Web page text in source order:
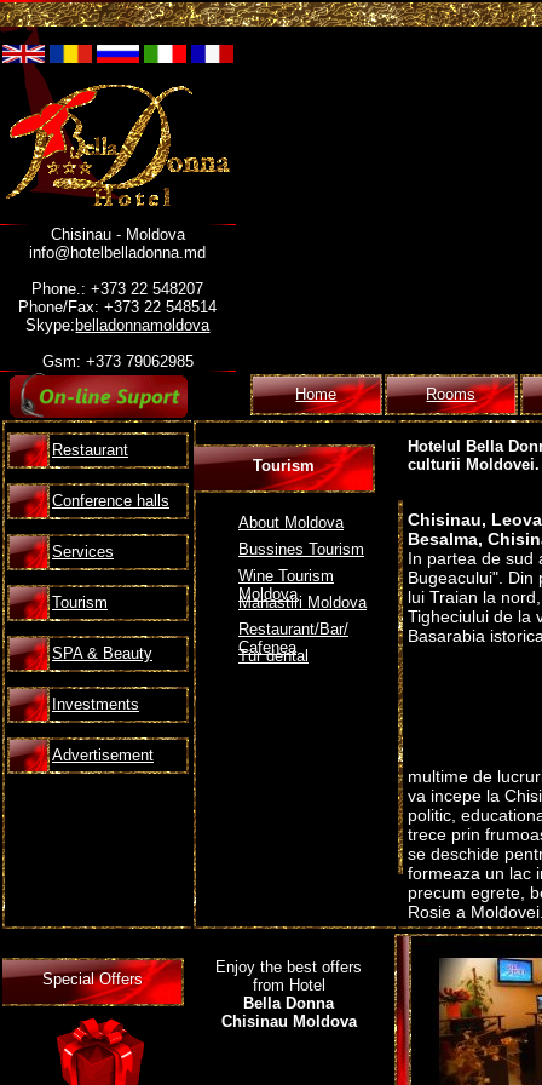
Chisinau - Moldova
info@hotelbelladonna.md
Phone.: +373 22 548207
Phone/Fax: +373 22 548514
Skype: belladonnamoldova
Gsm: +373 79062985
Home
Rooms
Restaurant
Conference halls
Services
Tourism
SPA & Beauty
Investments
Advertisement
Tourism
About Moldova
Bussines Tourism
Wine Tourism
Moldova
Manastiri Moldova
Restaurant/Bar/
Cafenea
Tur dental
Hotelul Bella
culturii Moldovei.
Chisinau,
Besalma,
In partea de sud
Bugeacului". Din
lui Traian la
Tigheciului de la
Basarabia
multime de
va incepe la
politic,
trece prin
se deschide
formeaza un lac
precum egrete,
Rosie a
raului de la
Traian de
cu ape minerale
colectia
Special Offers
Enjoy the best offers
from Hotel
Bella Donna
Chisinau Moldova